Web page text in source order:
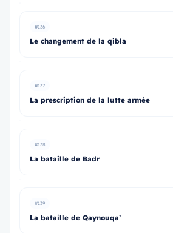
#136
Le changement de la qibla
#137
La prescription de la lutte armée
#138
La bataille de Badr
#139
La bataille de Qaynouqa’